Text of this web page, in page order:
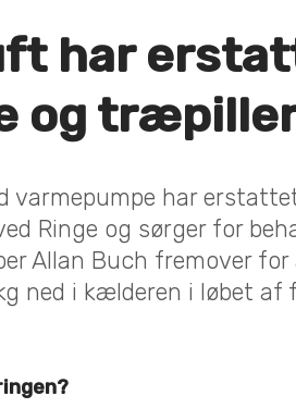
har
og
varmepumpe har
Ringe og sørger for
Allan Buch fremover
ned i kælderen i løbet